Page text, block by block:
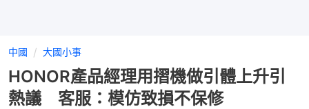
中國 大國小事
HONOR產品經理用摺機做引體上升引
熱議 客服：模仿致損不保修